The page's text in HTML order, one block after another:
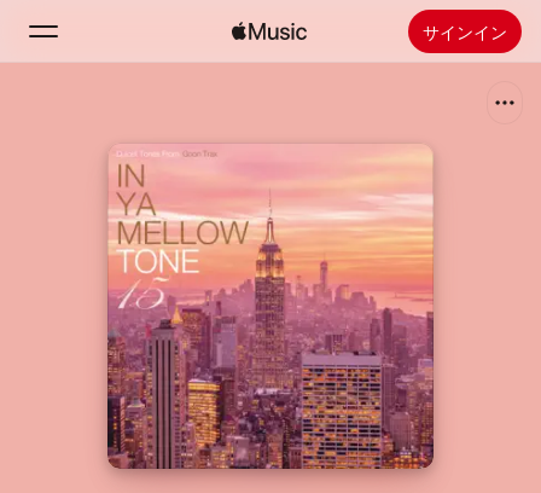
サインイン
新着おすすめ
Apple Musicをインストール